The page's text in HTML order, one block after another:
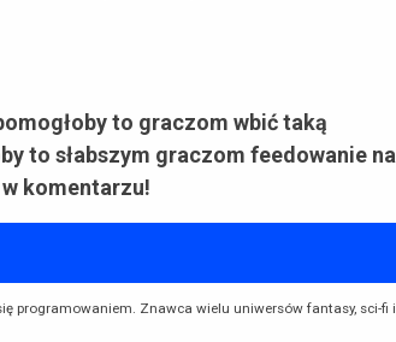
to graczom wbić taką
to słabszym graczom feedowanie na
komentarzu!
programowaniem. Znawca wielu uniwersów fantasy, sci-fi i